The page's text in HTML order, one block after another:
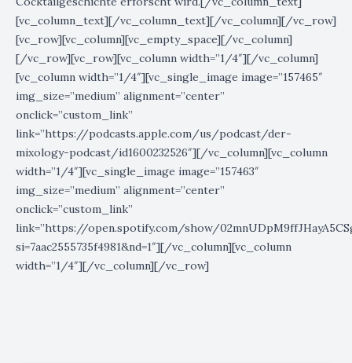
[vc_column_text][/vc_column_text][/vc_column][/vc_row]
[vc_row][vc_column][vc_empty_space][/vc_column]
[/vc_row][vc_row][vc_column width=”1/4″][/vc_column]
[vc_column width=”1/4″][vc_single_image image=”157465″
img_size=”medium” alignment=”center”
onclick=”custom_link”
link=”https://podcasts.apple.com/us/podcast/der-
mixology-podcast/id1600232526″][/vc_column][vc_column
width=”1/4″][vc_single_image image=”157463″
img_size=”medium” alignment=”center”
onclick=”custom_link”
link=”https://open.spotify.com/show/
si=7aac2555735f4981&nd=1″][/vc_column][vc_column
width=”1/4″][/vc_column][/vc_row]